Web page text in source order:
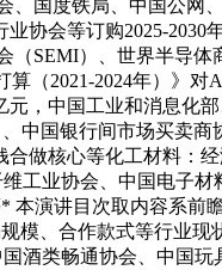
国度铁局、中国公网
协会等订购2025-
SEMI）、世界半导
（2021-2024年）》
，中国工业和消息化
中国银行间市场买卖
做核心等化工材料：
工业协会、中国电子
演讲目次取内容系前
模、合作款式等行业
酒类畅通协会、中国